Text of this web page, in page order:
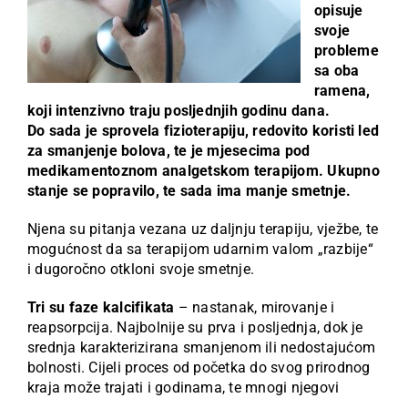
NOVOSTI
opisuje
svoje
probleme
sa oba
ramena,
koji intenzivno traju posljednjih godinu dana.
Do sada je sprovela fizioterapiju, redovito koristi led
za smanjenje bolova, te je mjesecima pod
medikamentoznom analgetskom terapijom. Ukupno
stanje se popravilo, te sada ima manje smetnje.
Njena su pitanja vezana uz daljnju terapiju, vježbe, te
mogućnost da sa terapijom udarnim valom „razbije“
i dugoročno otkloni svoje smetnje.
Tri su faze kalcifikata – nastanak, mirovanje i
reapsorpcija. Najbolnije su prva i posljednja, dok je
srednja karakterizirana smanjenom ili nedostajućom
bolnosti. Cijeli proces od početka do svog prirodnog
kraja može trajati i godinama, te mnogi njegovi